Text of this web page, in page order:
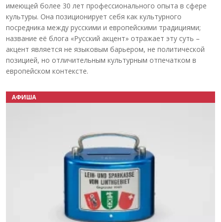
имеющей более 30 лет профессионального опыта в сфере
культуры. Она позиционирует себя как культурного
посредника между русскими и европейскими традициями;
название её блога «Русский акцент» отражает эту суть –
акцент является не языковым барьером, не политической
позицией, но отличительным культурным отпечатком в
европейском контексте.
АФИША